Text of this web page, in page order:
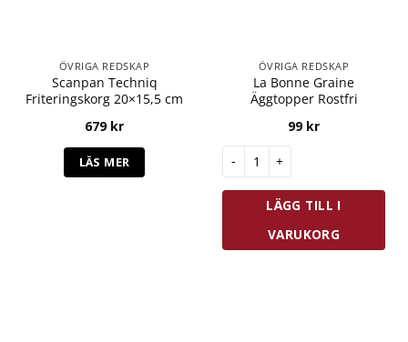
ÖVRIGA REDSKAP
Scanpan Techniq
Friteringskorg 20×15,5 cm
679 kr
LÄS MER
ÖVRIGA REDSKAP
La Bonne Graine
Äggtopper Rostfri
99 kr
La Bonne Graine Äggtopper
LÄGG TILL I
VARUKORG